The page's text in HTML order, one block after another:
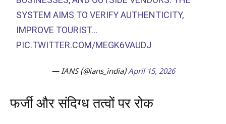
SYSTEM AIMS TO VERIFY AUTHENTICITY,
IMPROVE TOURIST…
PIC.TWITTER.COM/MEGK6VAUDJ
— IANS (@ians_india)April 15, 2026
फर्जी और संदिग्ध तत्वों पर रोक